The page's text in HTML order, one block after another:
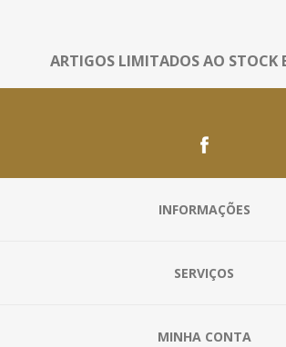
ARTIGOS LIMITADOS AO STOCK
INFORMAÇÕES
SERVIÇOS
MINHA CONTA